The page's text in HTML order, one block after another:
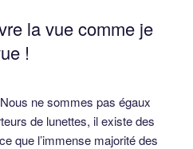
la vue comme je
!
ne sommes pas égaux
de lunettes, il existe des
que l’immense majorité des